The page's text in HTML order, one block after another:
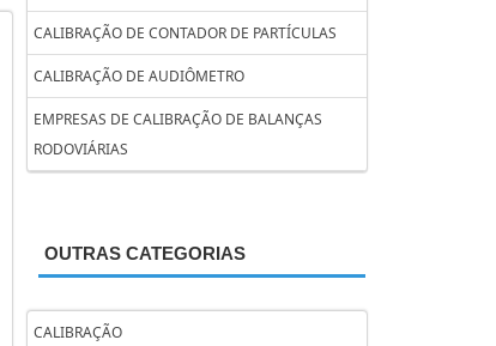
CALIBRAÇÃO DE CONTADOR DE PARTÍCULAS
CALIBRAÇÃO DE AUDIÔMETRO
EMPRESAS DE CALIBRAÇÃO DE BALANÇAS
RODOVIÁRIAS
OUTRAS CATEGORIAS
CALIBRAÇÃO